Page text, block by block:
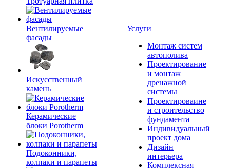
Вентилируемые
фасады
Искусственный
камень
Керамические
блоки Porotherm
Подоконники,
колпаки и парапеты
Услуги
Монтаж систем
автополива
Проектирование
и монтаж
дренажной
системы
Проектироваине
и строительство
фундамента
Индивидуальный
проект дома
Дизайн
интерьера
Комплексная